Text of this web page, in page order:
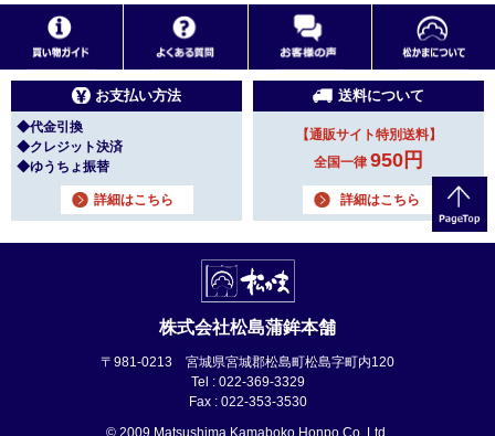
お支払い方法
◆代金引換
◆クレジット決済
◆ゆうちょ振替
詳細はこちら
送料について
【通販サイト特別送料】
全国一律 950円
詳細はこちら
株式会社松島蒲鉾本舗
〒981-0213 宮城県宮城郡松島町松島字町内120
Tel : 022-369-3329
Fax : 022-353-3530
© 2009 Matsushima Kamaboko Honpo Co.,Ltd.